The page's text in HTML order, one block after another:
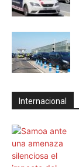
Internacional